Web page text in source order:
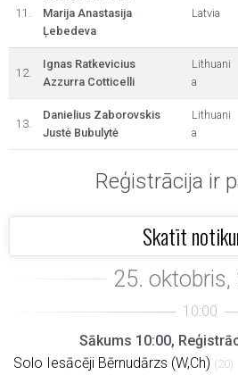
11.
Marija Anastasija
Ļebedeva
Latvia
12.
Ignas Ratkevicius
Azzurra Cotticelli
Lithuani
a
13.
Danielius Zaborovskis
Justė Bubulytė
Lithuani
a
Reģistrācija ir
Skatīt
Sākums 10:00,
Solo Iesācēji Bērnudārzs (W,Ch) (20)